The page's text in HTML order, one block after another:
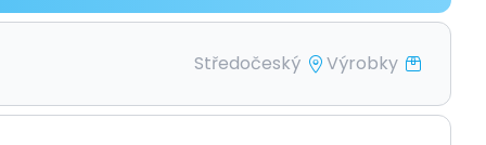
Středočeský Výrobky